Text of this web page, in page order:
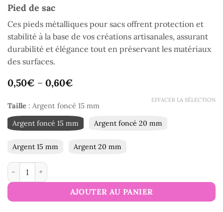
Pied de sac
Ces pieds métalliques pour sacs offrent protection et
stabilité à la base de vos créations artisanales, assurant
durabilité et élégance tout en préservant les matériaux
des surfaces.
0,50€ – 0,60€
Taille : Argent foncé 15 mm
Argent foncé 15 mm
Argent foncé 20 mm
Argent 15 mm Argent 20 mm
EFFACER LA SÉLECTION
quantité de Pied de sac
AJOUTER AU PANIER